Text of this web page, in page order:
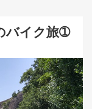
バイク旅➀